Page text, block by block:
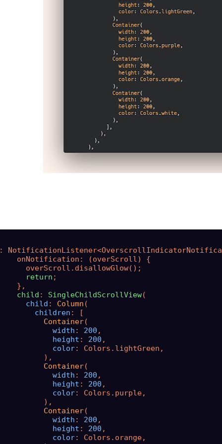
onNotification: (overScroll) {
overScroll.disallowGlow();
return ;
},
child : SingleChildScrollView(
child : Column (
children : [
Container(
width : 200 ,
height : 200 ,
color: Colors.lightGreen,
),
Container(
width : 200 ,
height : 200 ,
color: Colors.purple,
),
Container(
width : 200 ,
height : 200 ,
color: Colors.orange,